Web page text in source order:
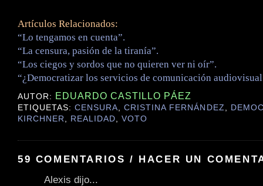
Artículos Relacionados:
“Lo tengamos en cuenta”.
“La censura, pasión de la tiranía”.
“Los ciegos y sordos que no quieren ver ni oír”.
“¿Democratizar los servicios de comunicación
AUTOR: EDUARDO CASTILLO PÁEZ
ETIQUETAS:CENSURA,CRISTINA FERNÁNDEZ,
KIRCHNER, REALIDAD,VOTO
59 COMENTARIOS / HACER UN
Alexis dijo...